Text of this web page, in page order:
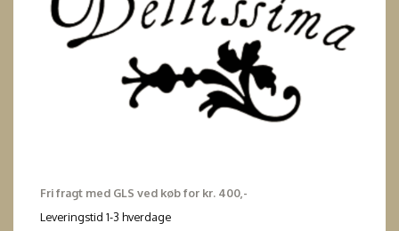
Fri fragt med GLS ved køb for kr. 400,-
Leveringstid 1-3 hverdage